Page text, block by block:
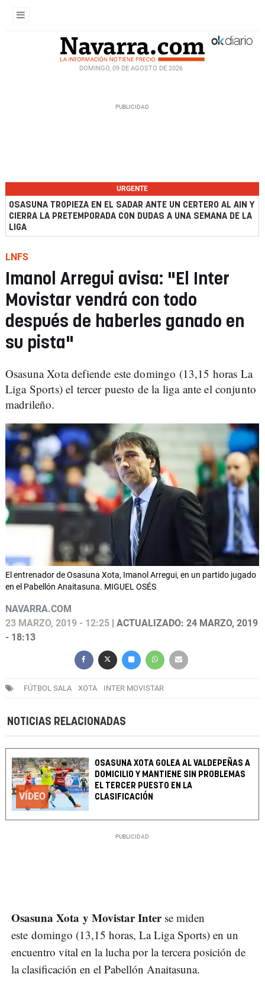
DOMINGO, 09 DE AGOSTO DE 2026
URGENTE
OSASUNA TROPIEZA EN EL SADAR ANTE UN CERTERO AL AIN Y
CIERRA LA PRETEMPORADA CON DUDAS A UNA SEMANA DE LA
LIGA
LNFS
Imanol Arregui avisa: "El Inter
Movistar vendrá con todo
después de haberles ganado en
su pista"
Osasuna Xota defiende este domingo (13,15 horas La
Liga Sports) el tercer puesto de la liga ante el conjunto
madrileño.
El entrenador de Osasuna Xota, Imanol Arregui, en un partido jugado
en el Pabellón Anaitasuna. MIGUEL OSÉS
NAVARRA.COM
23 MARZO, 2019 - 12:25 | ACTUALIZADO: 24 MARZO, 2019
- 18:13
FÚTBOL SALA XOTA INTER MOVISTAR
NOTICIAS RELACIONADAS
VÍDEO
OSASUNA XOTA GOLEA AL VALDEPEÑAS A
DOMICILIO Y MANTIENE SIN PROBLEMAS
EL TERCER PUESTO EN LA
CLASIFICACIÓN
Osasuna Xota y Movistar Inter se miden
este domingo (13,15 horas, La Liga Sports) en un
encuentro vital en la lucha por la tercera posición de
la clasificación en el Pabellón Anaitasuna.